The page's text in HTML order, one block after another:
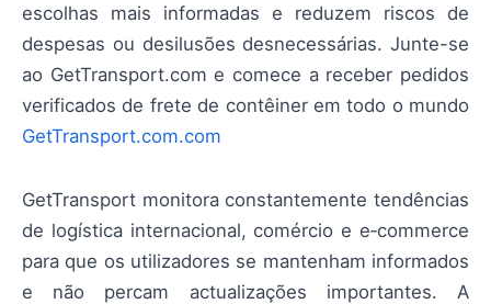
escolhas mais informadas e reduzem riscos de
despesas ou desilusões desnecessárias. Junte-se
ao GetTransport.com e comece a receber pedidos
verificados de frete de contêiner em todo o mundo
GetTransport.com.com
GetTransport monitora constantemente tendências
de logística internacional, comércio e e‑commerce
para que os utilizadores se mantenham informados
e não percam actualizações importantes. A